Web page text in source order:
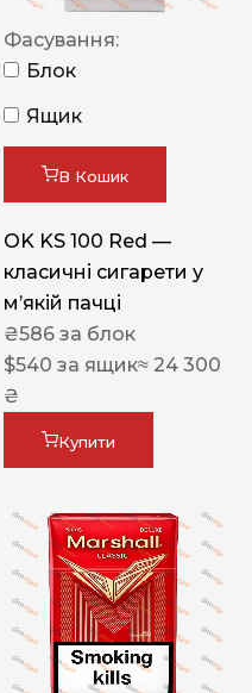
Фасування:
Блок
Ящик
В Кошик
OK KS 100 Red —
класичні сигарети у
м’якій пачці
₴586 за блок
$540 за ящик≈ 24 300
₴
Купити